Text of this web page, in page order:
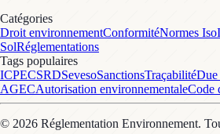
Catégories
Droit environnementConformitéNormes Iso
SolRéglementations
Tags populaires
ICPECSRDSevesoSanctionsTraçabilitéDue
AGECAutorisation environnementaleCode
© 2026 Réglementation Environnement.